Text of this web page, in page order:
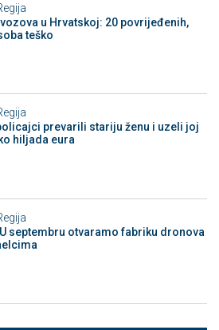
u Hrvatskoj: 20 povrijeđenih,
teško
prevarili stariju ženu i uzeli joj
hiljada eura
septembru otvaramo fabriku dronova